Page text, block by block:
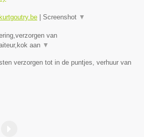
| Screenshot ▼
van
aan ▼
verzorgen tot in de puntjes, verhuur van